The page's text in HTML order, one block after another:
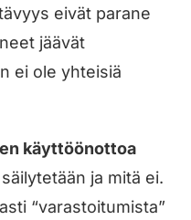
eivät parane
jäävät
ei ole yhteisiä
käyttöönottoa
ja mitä ei.
“varastoitumista”